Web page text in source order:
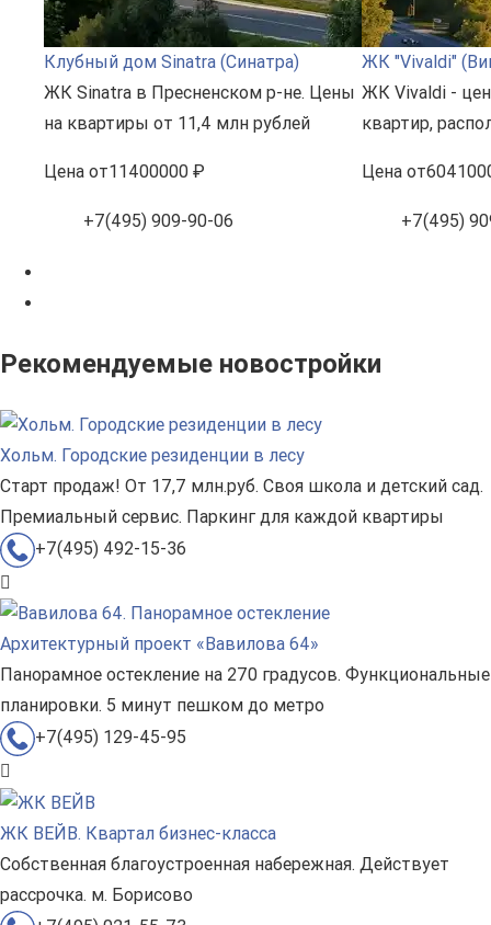
Клубный дом Sinatra (Синатра)
ЖК Sinatra в Пресненском р-не. Цены
на квартиры от 11,4 млн рублей
Цена от11400000 ₽
+7(495) 909-90-06
ЖК "Vivaldi"
ЖК Vivaldi -
квартир,
Цена от
+7(495)
Рекомендуемые новостройки
Хольм. Городские резиденции в лесу
Старт продаж! От 17,7 млн.руб. Своя школа и детский сад.
Премиальный сервис. Паркинг для каждой квартиры
+7(495) 492-15-36
Архитектурный проект «Вавилова 64»
Панорамное остекление на 270 градусов. Функциональные
планировки. 5 минут пешком до метро
+7(495) 129-45-95
ЖК ВЕЙВ. Квартал бизнес-класса
Собственная благоустроенная набережная. Действует
рассрочка. м. Борисово